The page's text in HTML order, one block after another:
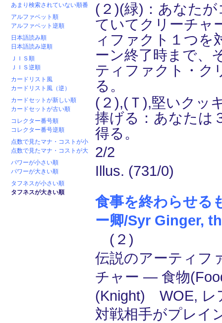
あまり検索されていない順番
アルファベット順
アルファベット逆順
日本語読み順
日本語読み逆順
ＪＩＳ順
ＪＩＳ逆順
カードリスト風
カードリスト風（逆）
カードセットが新しい順
カードセットが古い順
コレクター番号順
コレクター番号逆順
点数で見たマナ・コストが小
点数で見たマナ・コストが大
パワーが小さい順
パワーが大きい順
タフネスが小さい順
タフネスが大きい順
(２)(緑)：あなた
ていてクリーチャ
ィファクト１つを
ーン終了時まで、
ティファクト・ク
る。
(２),(Ｔ),堅いクッ
捧げる：あなたは
得る。
2/2
Illus. (731/0)
食事を終わらせる
ー卿/Syr Ginger,
(２)
伝説のアーティフ
チャー ― 食物
(Knight) WOE, レ
対戦相手がプレイ